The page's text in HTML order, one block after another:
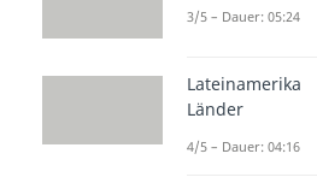
Tiere der Arktis
3/5 – Dauer: 05:24
Lateinamerika
Länder
4/5 – Dauer: 04:16